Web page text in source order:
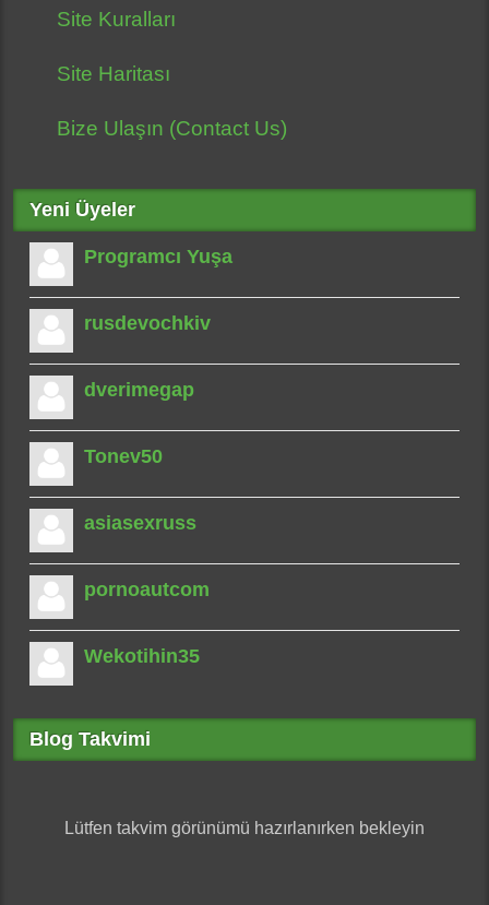
Site Kuralları
Site Haritası
Bize Ulaşın (Contact Us)
Yeni Üyeler
Programcı Yuşa
rusdevochkiv
dverimegap
Tonev50
asiasexruss
pornoautcom
Wekotihin35
Blog Takvimi
Lütfen takvim görünümü hazırlanırken bekleyin